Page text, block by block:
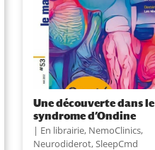
Une découverte dans le
syndrome d’Ondine
En librairie, NemoClinics,
Neurodiderot,SleepCmd